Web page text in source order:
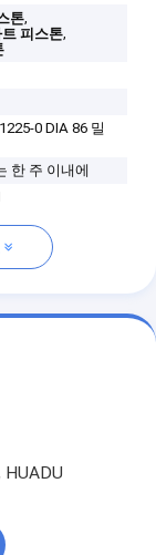
톤,
피스톤,
0 DIA 86 밀
한 주 이내에
HUADU